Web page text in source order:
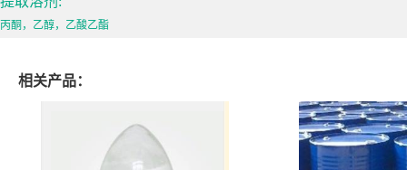
丙酮，乙醇，乙酸乙酯
相关产品：